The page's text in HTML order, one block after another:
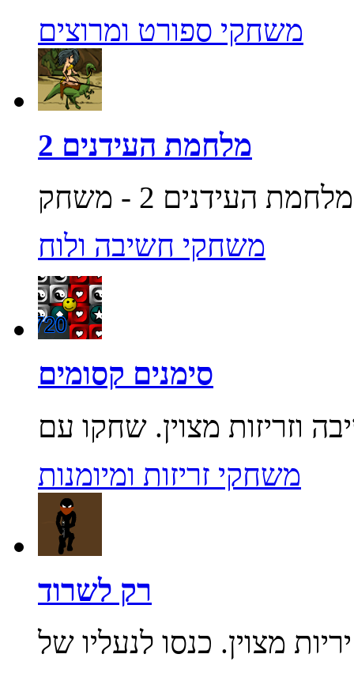
משחקי ספורט ומרוצים
מלחמת העידנים 2
משחקי חשיבה ולוח
סימנים קסומים
משחקי זריזות ומיומנות
רק לשרוד